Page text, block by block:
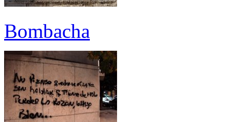
Bombacha